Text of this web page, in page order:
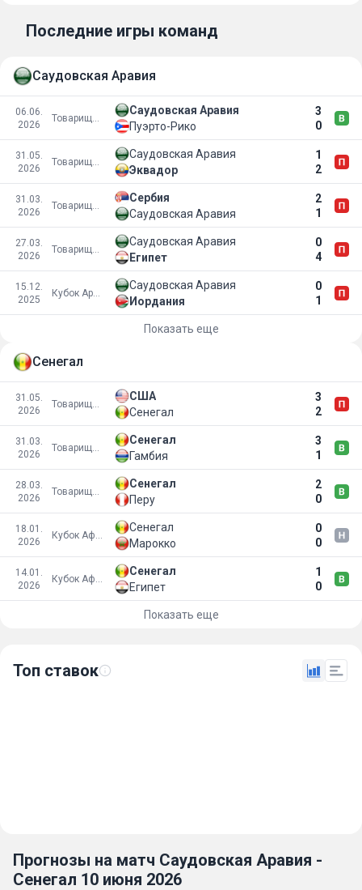
Последние игры команд
Саудовская Аравия
06.06.
2026
Товарищеские матчи
Саудовская Аравия
3
0
Пуэрто-Рико
31.05.
2026
Товарищеские матчи
Саудовская Аравия
1
2
Эквадор
31.03.
2026
Товарищеские матчи
Сербия
2
1
Саудовская Аравия
27.03.
2026
Товарищеские матчи
Саудовская Аравия
0
4
Египет
15.12.
2025
Кубок Арабских наций
Саудовская Аравия
0
1
Иордания
Показать еще
Сенегал
31.05.
2026
Товарищеские матчи
США
3
2
Сенегал
31.03.
2026
Товарищеские матчи
Сенегал
3
1
Гамбия
28.03.
2026
Товарищеские матчи
Сенегал
2
0
Перу
18.01.
2026
Кубок Африки 2025
Сенегал
0
0
Марокко
14.01.
2026
Кубок Африки 2025
Сенегал
1
0
Египет
Показать еще
Топ ставок
Прогнозы на матч Саудовская Аравия -
Сенегал 10 июня 2026